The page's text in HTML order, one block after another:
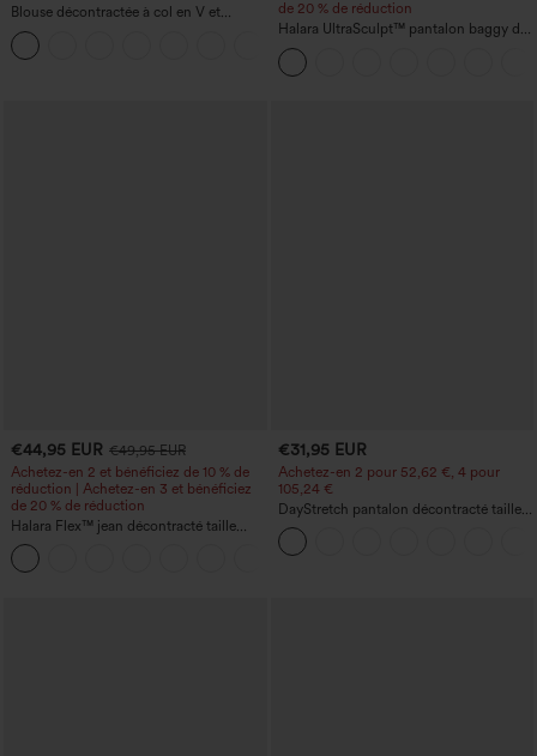
Blouse décontractée à col en V et
manches courtes bouffantes
de 20 % de réduction
Halara UltraSculpt™ pantalon baggy de
yoga taille haute à effet gainant pour le
ventre, à rayures color block, avec
poches
€44,95 EUR €49,95 EUR
Achetez-en 2 et bénéficiez de 10 % de
réduction | Achetez-en 3 et bénéficiez
de 20 % de réduction
Halara Flex™ jean décontracté taille
haute, large, avec poches, ourlet
retroussé et effet délavé
€31,95 EUR
Achetez-en 2 pour 52,62 €, 4 pour
105,24 €
DayStretch pantalon décontracté taille
haute à jambe en forme de tonneau
avec poches